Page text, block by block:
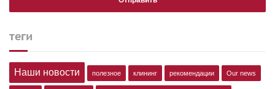
теги
Наши новости полезное клининг рекомендации Our news